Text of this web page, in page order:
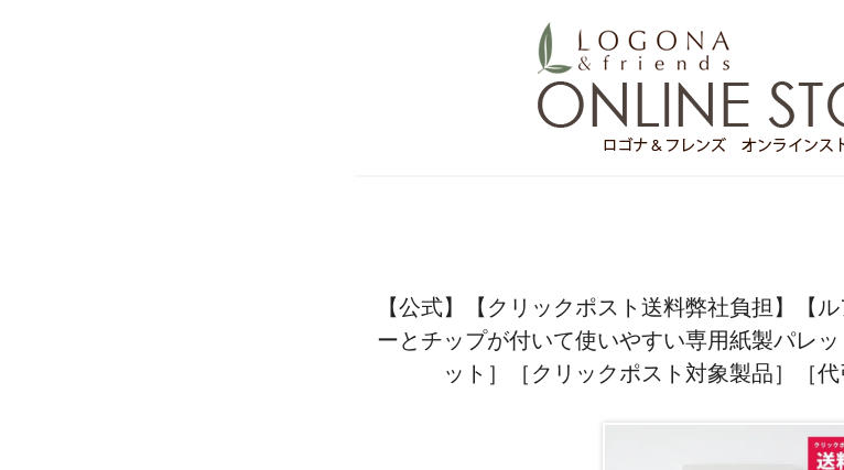
【公式】【クリックポスト送料弊社負担】【
ーとチップが付いて使いやすい専用紙製パレ
ット］［クリックポスト対象製品］［